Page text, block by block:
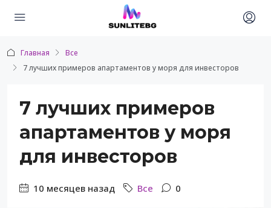
Главная
Все
7 лучших примеров апартаментов у моря для инвесторов
7 лучших примеров
апартаментов у моря
для инвесторов
10 месяцев назад Все 0